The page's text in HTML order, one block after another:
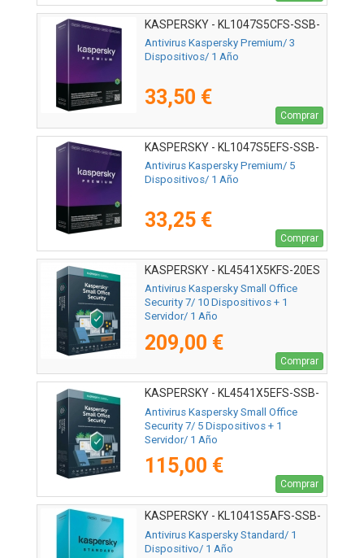
KASPERSKY - KL1047S5CFS-SSB-
ES
Antivirus Kaspersky Premium/ 3
Dispositivos/ 1 Año
33,50 €
Comprar
KASPERSKY - KL1047S5EFS-SSB-
ES
Antivirus Kaspersky Premium/ 5
Dispositivos/ 1 Año
33,25 €
Comprar
KASPERSKY - KL4541X5KFS-20ES
Antivirus Kaspersky Small Office
Security 7/ 10 Dispositivos + 1
Servidor/ 1 Año
209,00 €
Comprar
KASPERSKY - KL4541X5EFS-SSB-
ES
Antivirus Kaspersky Small Office
Security 7/ 5 Dispositivos + 1
Servidor/ 1 Año
115,00 €
Comprar
KASPERSKY - KL1041S5AFS-SSB-
ES
Antivirus Kaspersky Standard/ 1
Dispositivo/ 1 Año